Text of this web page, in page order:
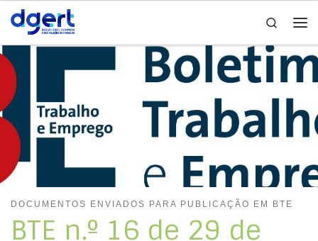
Skip to content
Search
DOCUMENTOS ENVIADOS PARA PUBLICAÇÃO EM BTE
BTE n.º 16 de 29 de